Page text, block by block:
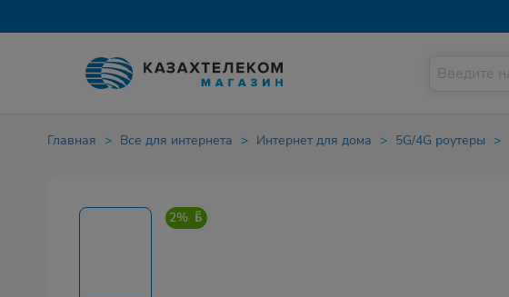
Главная Все для интернета Интернет для дома 5G/4G роутеры
2%